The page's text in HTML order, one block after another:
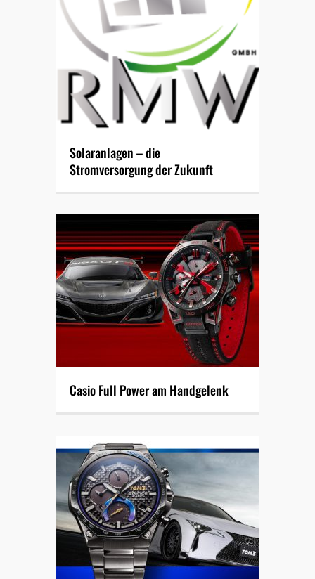
Solaranlagen – die
Stromversorgung der Zukunft
Casio Full Power am Handgelenk